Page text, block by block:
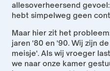
allesoverheersend
hebt simpelweg geen
Maar hier zit het
jaren '80 en '90. Wij zijn
meisje'. Als wij vroeger
we naar onze kamer